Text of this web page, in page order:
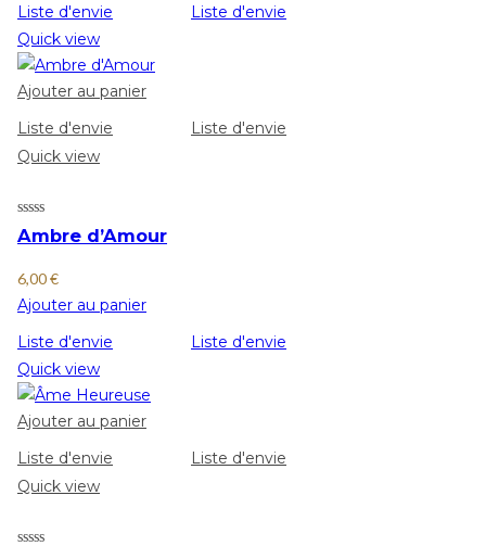
Liste d'envie
Liste d'envie
Quick view
Ajouter au panier
Liste d'envie
Liste d'envie
Quick view
Ambre d’Amour
6,00€
Ajouter au panier
Liste d'envie
Liste d'envie
Quick view
Ajouter au panier
Liste d'envie
Liste d'envie
Quick view